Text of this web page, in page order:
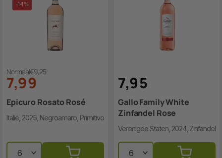
Normaal€9,25
7,99
Epicuro Rosato Rosé
Italië, 2025, Negroamaro, Primitivo
-14%
7,95
Gallo Family White
Zinfandel Rose
Verenigde Staten, 2024, Zinfandel